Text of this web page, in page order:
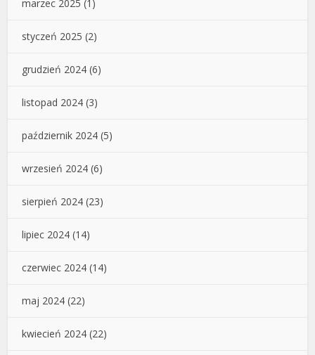
marzec 2025 (1)
styczeń 2025 (2)
grudzień 2024 (6)
listopad 2024 (3)
październik 2024 (5)
wrzesień 2024 (6)
sierpień 2024 (23)
lipiec 2024 (14)
czerwiec 2024 (14)
maj 2024 (22)
kwiecień 2024 (22)